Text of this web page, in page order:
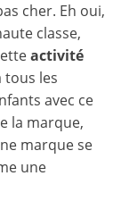
cher. Eh oui,
classe,
activité
tous les
avec ce
la marque,
marque se
une